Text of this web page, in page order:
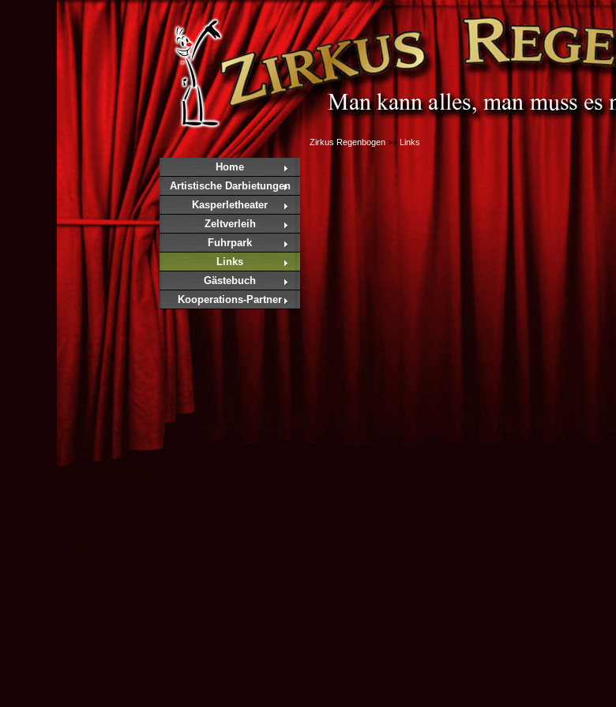
Home
Artistische Darbietungen
Kasperletheater
Zeltverleih
Fuhrpark
Links
Gästebuch
Kooperations-Partner
Zirkus Regenbogen >> Links